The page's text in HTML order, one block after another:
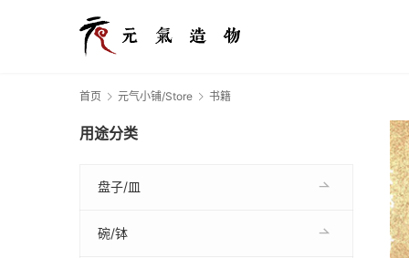
首页 元气小铺/Store 书籍
用途分类
盘子/皿
碗/钵